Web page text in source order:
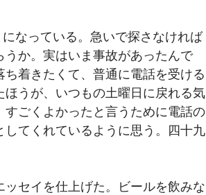
なっている。急いで探さなければ
か。実はいま事故があったんで
着きたくて、普通に電話を受ける
うが、いつもの土曜日に戻れる気
ごくよかったと言うために電話の
てくれているように思う。四十九
セイを仕上げた。ビールを飲みな